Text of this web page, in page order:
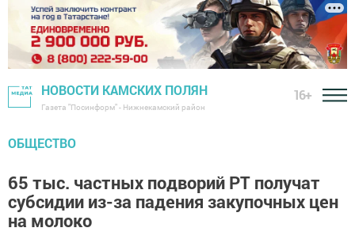
НОВОСТИ КАМСКИХ ПОЛЯН
Газета "Посинформ" - Нижнекамский район
16+
ОБЩЕСТВО
65 тыс. частных подворий РТ получат
субсидии из-за падения закупочных цен
на молоко